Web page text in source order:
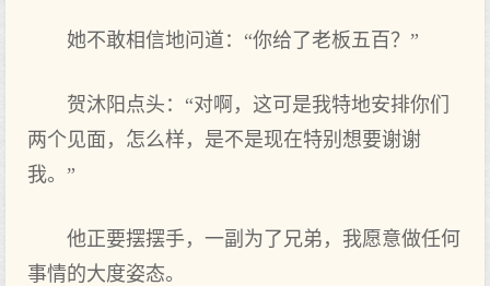
她不敢相信地问道：“你给了老板五百？”
贺沐阳点头：“对啊，这可是我特地安排你们
两个见面，怎么样，是不是现在特别想要谢谢
我。”
他正要摆摆手，一副为了兄弟，我愿意做任何
事情的大度姿态。